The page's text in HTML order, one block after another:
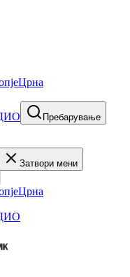
Црна
Пребарување
Затвори мени
Црна